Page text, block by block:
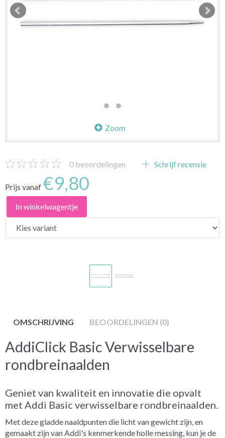
Zoom
0 beoordelingen Schrijf recensie
Prijs vanaf €9,80
In winkelwagentje
OMSCHRIJVING BEOORDELINGEN (0)
AddiClick Basic Verwisselbare
rondbreinaalden
Geniet van kwaliteit en innovatie die opvalt
met Addi Basic verwisselbare rondbreinaalden.
Met deze gladde naaldpunten die licht van gewicht zijn, en
gemaakt zijn van Addi's kenmerkende holle messing, kun je de